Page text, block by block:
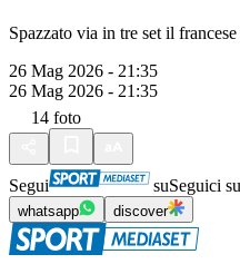
Spazzato via in tre set il
26 Mag 2026 - 21:35
26 Mag 2026 - 21:35
14 foto
Segui suSeguici su
whatsapp discover